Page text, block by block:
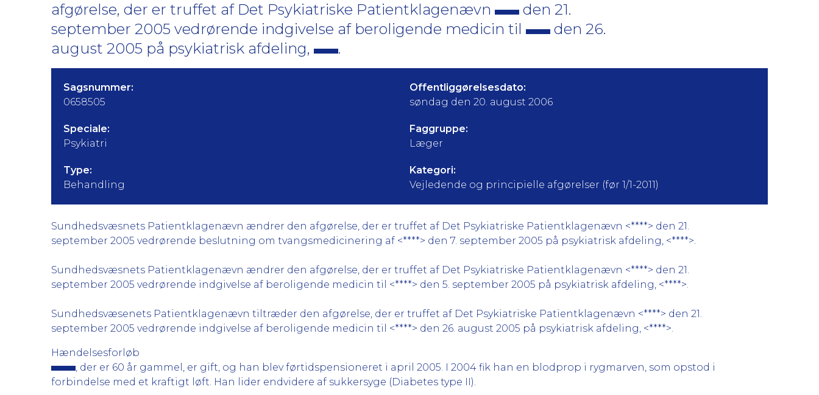
afgørelse, der er truffet af Det Psykiatriske Patientklagenævn
den 21.
september 2005 vedrørende indgivelse af beroligende medicin til
den 26.
august 2005 på psykiatrisk afdeling,
.
Sagsnummer:
0658505
Offentliggørelsesdato:
søndag den 20. august 2006
Speciale:
Psykiatri
Faggruppe:
Læger
Type:
Behandling
Kategori:
Vejledende og principielle afgørelser (før 1/1-2011)
Sundhedsvæsnets Patientklagenævn ændrer den afgørelse, der er truffet af Det Psykiatriske Patientklagenævn <****> den 21.
september 2005 vedrørende beslutning om tvangsmedicinering af <****> den 7. september 2005 på psykiatrisk afdeling, <****>.
Sundhedsvæsnets Patientklagenævn ændrer den afgørelse, der er truffet af Det Psykiatriske Patientklagenævn <****> den 21.
september 2005 vedrørende indgivelse af beroligende medicin til <****> den 5. september 2005 på psykiatrisk afdeling, <****>.
Sundhedsvæsenets Patientklagenævn tiltræder den afgørelse, der er truffet af Det Psykiatriske Patientklagenævn <****> den 21.
september 2005 vedrørende indgivelse af beroligende medicin til <****> den 26. august 2005 på psykiatrisk afdeling, <****>.
Hændelsesforløb
, der er 60 år gammel, er gift, og han blev førtidspensioneret i april 2005. I 2004 fik han en blodprop i rygmarven, som opstod i
forbindelse med et kraftigt løft. Han lider endvidere af sukkersyge (Diabetes type II).